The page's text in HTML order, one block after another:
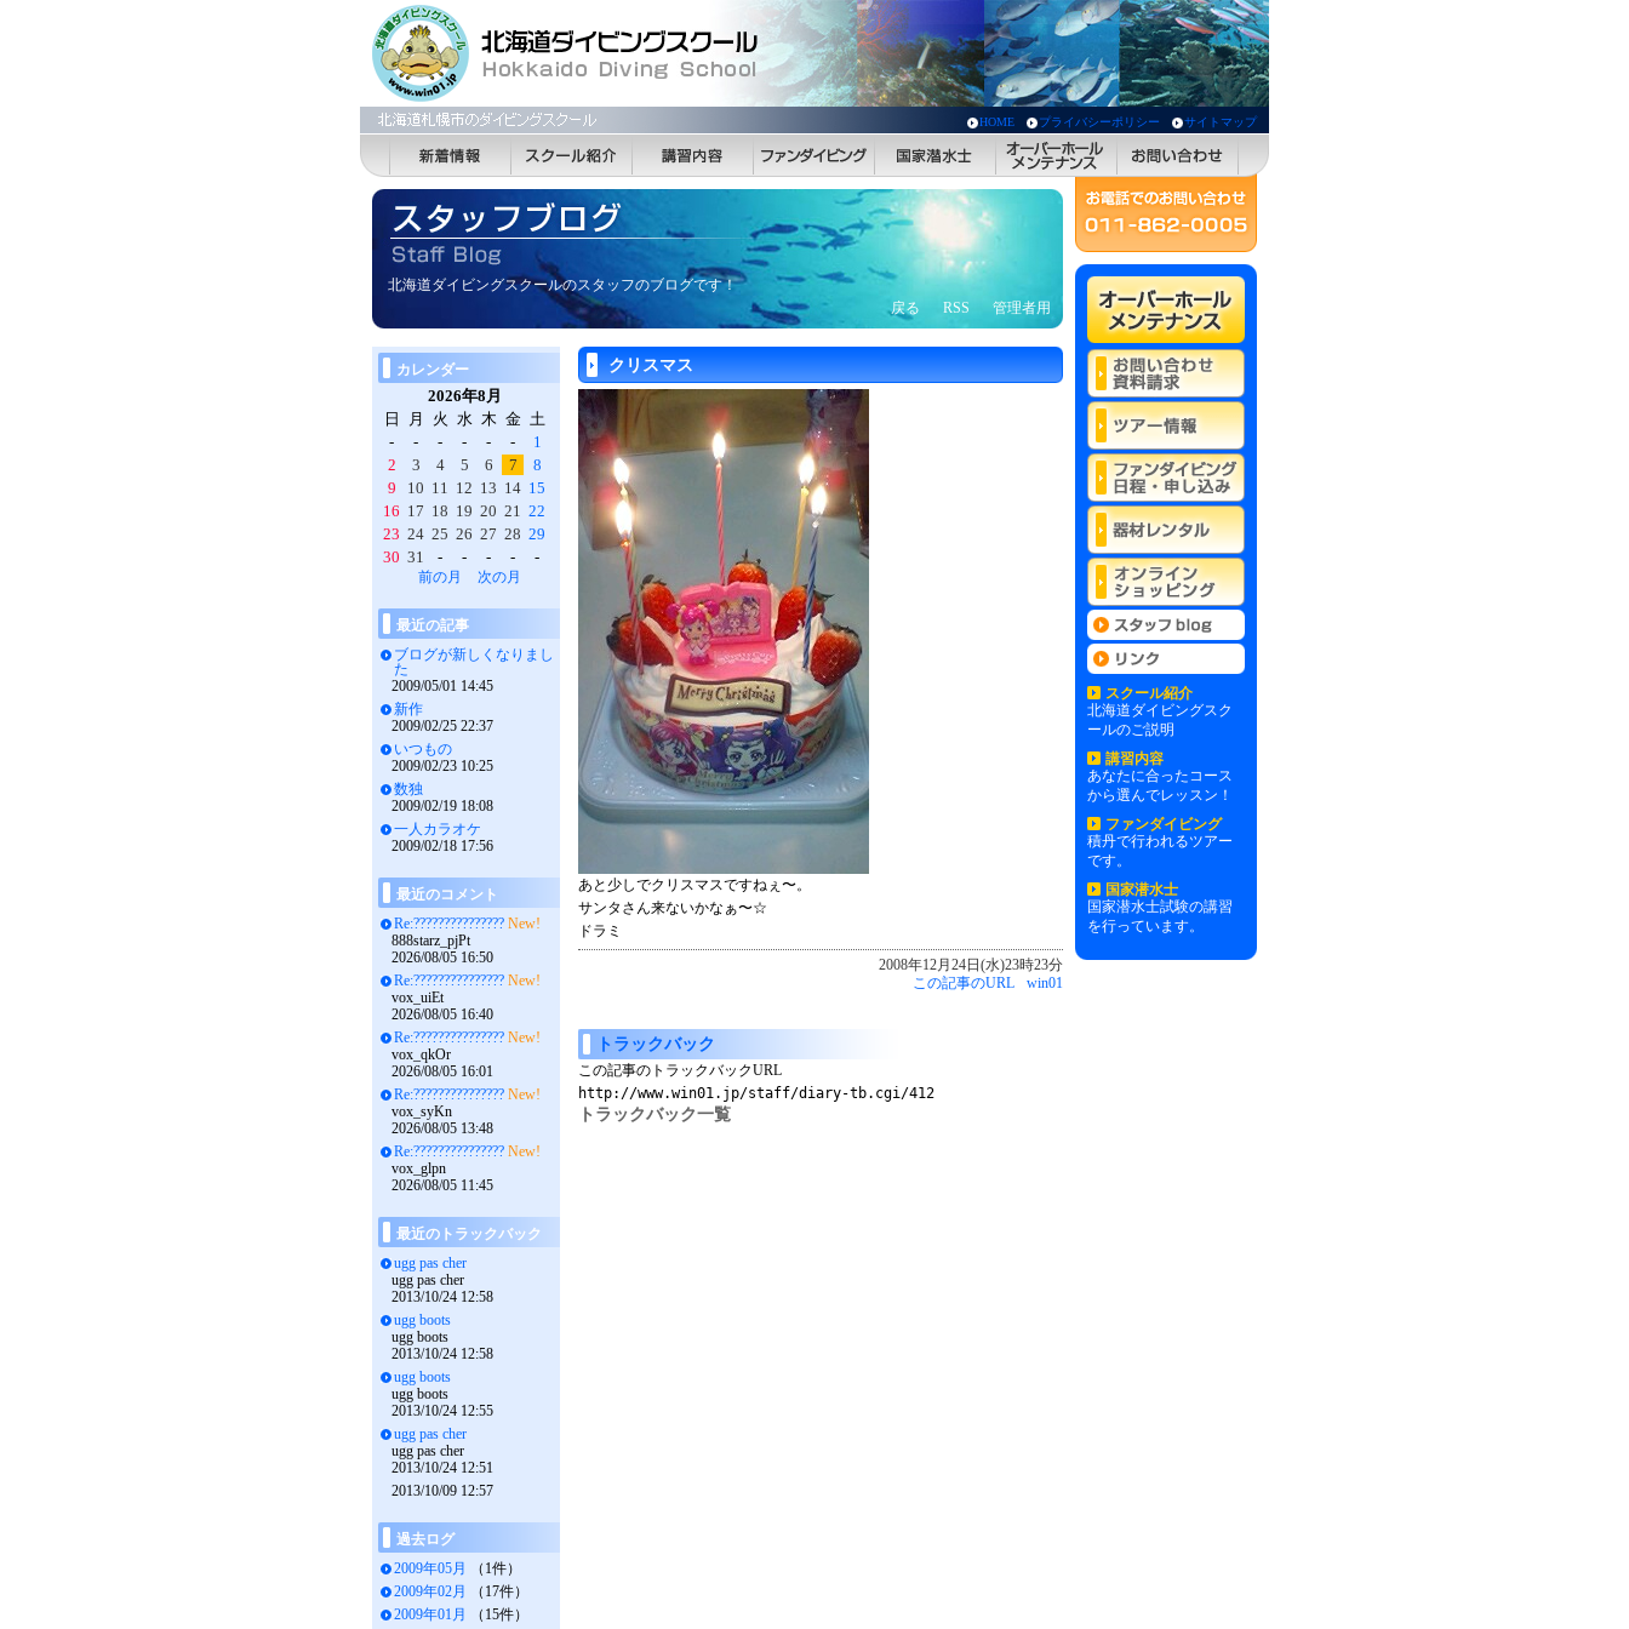
サイトマップ
プライバシーポリシー
HOME
北海道ダイビングスクールのスタッフのブログです！
戻る
RSS 管理者用
クリスマス
あと少しでクリスマスですねぇ〜。
サンタさん来ないかなぁ〜☆
ドラミ
2008年12月24日(水)23時23分
この記事のURL
win01
トラックバック
この記事のトラックバックURL
http://www.win01.jp/staff/diary-tb.cgi/412
トラックバック一覧
カレンダー
2026年8月
日
月 火 水 木 金 土
-
- - - - -
1
2
3 4 5 6 7
8
9
10 11 12 13 14 15
16 17 18 19 20 21 22
23 24 25 26 27 28 29
30 31 - - - - -
前の月 次の月
最近の記事
ブログが新しくなりまし
た
2009/05/01 14:45
新作
2009/02/25 22:37
いつもの
2009/02/23 10:25
数独
2009/02/19 18:08
一人カラオケ
2009/02/18 17:56
最近のコメント
Re:??????????????? New!
888starz_pjPt
2026/08/05 16:50
Re:??????????????? New!
vox_uiEt
2026/08/05 16:40
Re:??????????????? New!
vox_qkOr
2026/08/05 16:01
Re:??????????????? New!
vox_syKn
2026/08/05 13:48
Re:??????????????? New!
vox_glpn
2026/08/05 11:45
最近のトラックバック
ugg pas cher
ugg pas cher
2013/10/24 12:58
ugg boots
ugg boots
2013/10/24 12:58
ugg boots
ugg boots
2013/10/24 12:55
ugg pas cher
ugg pas cher
2013/10/24 12:51
2013/10/09 12:57
過去ログ
2009年05月
（1件）
2009年02月
（17件）
2009年01月
（15件）
スクール紹介
北海道ダイビングスク
ールのご説明
講習内容
あなたに合ったコース
から選んでレッスン！
ファンダイビング
積丹で行われるツアー
です。
国家潜水士
国家潜水士試験の講習
を行っています。